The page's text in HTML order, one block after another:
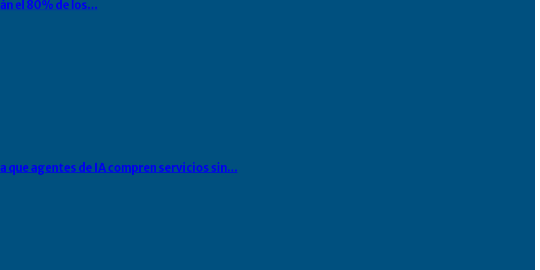
el 80% de los…
agentes de IA compren servicios sin…